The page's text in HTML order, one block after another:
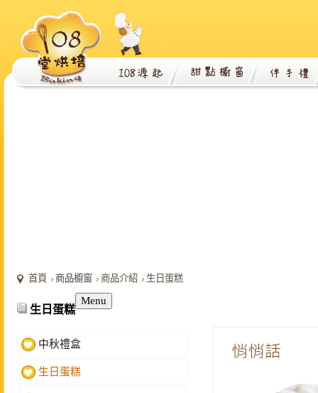
首頁 商品櫥窗 商品介紹 生日蛋糕
生日蛋糕
Menu
中秋禮盒
生日蛋糕